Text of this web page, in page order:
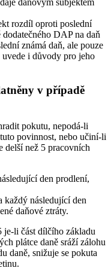
daňovým subjektem
rozdíl oproti poslední
DAP na daň
známá daň, ale pouze
i důvody pro jeho
v případě
pokutu, nepodá-li
povinnost, nebo učiní-li
delší než 5 pracovních
den prodlení,
každý následující den
daňové ztráty.
je-li část dílčího základu
plátce daně sráží zálohu
daně, snižuje se pokuta